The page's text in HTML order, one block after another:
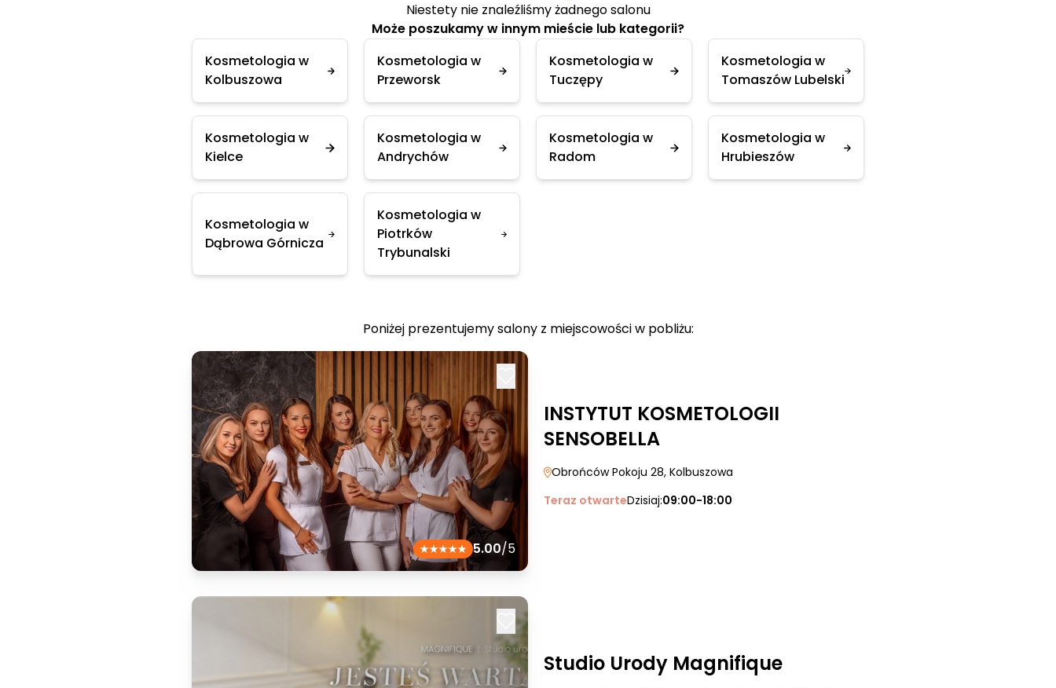
Niestety nie znaleźliśmy żadnego salonu
Może poszukamy w innym mieście lub kategorii?
Kosmetologia w
Kolbuszowa
Kosmetologia w
Przeworsk
Kosmetologia w
Tuczępy
Kosmetologia w
Tomaszów Lubelski
Kosmetologia w
Kielce
Kosmetologia w
Andrychów
Kosmetologia w
Radom
Kosmetologia w
Hrubieszów
Kosmetologia w
Dąbrowa Górnicza
Kosmetologia w
Piotrków
Trybunalski
Poniżej prezentujemy salony z miejscowości w pobliżu:
5.00/5
INSTYTUT KOSMETOLOGII
SENSOBELLA
Obrońców Pokoju 28, Kolbuszowa
Teraz otwarteDzisiaj:09:00-18:00
Studio Urody Magnifique